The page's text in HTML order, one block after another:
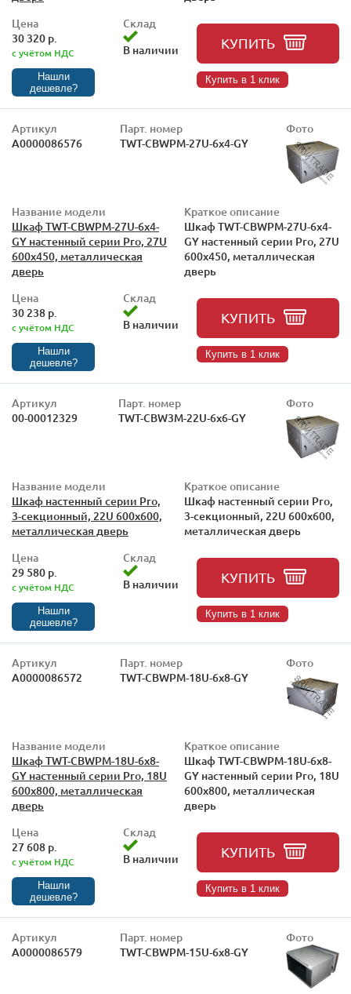
Цена
30 320 р.
с учётом НДС
Нашли
дешевле?
Склад
В наличии
КУПИТЬ
Купить в 1 клик
Артикул
А0000086576
Парт. номер
TWT-CBWPM-27U-6x4-GY
Фото
Название модели
Шкаф TWT-CBWPM-27U-6x4-
GY настенный серии Pro, 27U
600x450, металлическая
дверь
Краткое описание
Шкаф TWT-CBWPM-27U-6x4-
GY настенный серии Pro, 27U
600x450, металлическая
дверь
Цена
30 238 р.
с учётом НДС
Нашли
дешевле?
Склад
В наличии
КУПИТЬ
Купить в 1 клик
Артикул
00-00012329
Парт. номер
TWT-CBW3M-22U-6x6-GY
Фото
Название модели
Шкаф настенный серии Pro,
3-секционный, 22U 600x600,
металлическая дверь
Краткое описание
Шкаф настенный серии Pro,
3-секционный, 22U 600x600,
металлическая дверь
Цена
29 580 р.
с учётом НДС
Нашли
дешевле?
Склад
В наличии
КУПИТЬ
Купить в 1 клик
Артикул
А0000086572
Парт. номер
TWT-CBWPM-18U-6x8-GY
Фото
Название модели
Шкаф TWT-CBWPM-18U-6x8-
GY настенный серии Pro, 18U
600x800, металлическая
дверь
Краткое описание
Шкаф TWT-CBWPM-18U-6x8-
GY настенный серии Pro, 18U
600x800, металлическая
дверь
Цена
27 608 р.
с учётом НДС
Нашли
дешевле?
Склад
В наличии
КУПИТЬ
Купить в 1 клик
Артикул
А0000086579
Парт. номер
TWT-CBWPM-15U-6x8-GY
Фото